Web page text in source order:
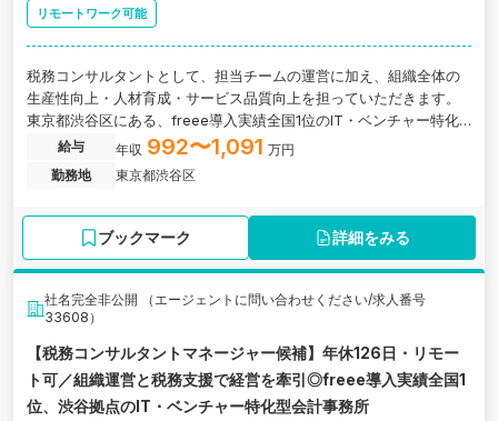
リモートワーク可能
税務コンサルタントとして、担当チームの運営に加え、組織全体の
生産性向上・人材育成・サービス品質向上を担っていただきます。
東京都渋谷区にある、freee導入実績全国1位のIT・ベンチャー特化
型会計事務所の求人です。
給与 年収 992〜1,091 万円
勤務地
東京都渋谷区
ブックマーク 詳細をみる
社名完全非公開 （エージェントに問い合わせください/求人番号
33608）
【税務コンサルタントマネージャー候補】年休126日・リモー
ト可／組織運営と税務支援で経営を牽引◎freee導入実績全国1
位、渋谷拠点のIT・ベンチャー特化型会計事務所